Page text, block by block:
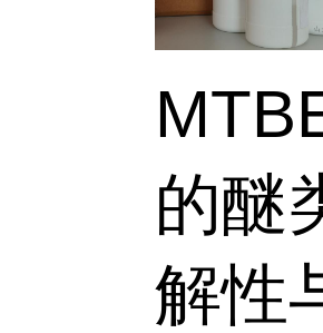
的醚
解性